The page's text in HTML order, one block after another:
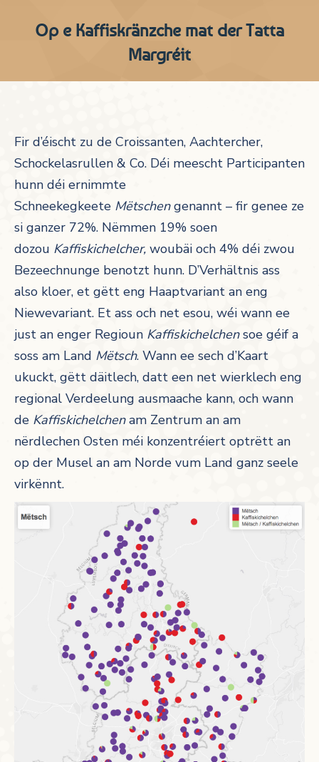
Op e Kaffiskränzche mat der Tatta
Margréit
Fir d’éischt zu de Croissanten, Aachtercher,
Schockelasrullen & Co. Déi meescht Participanten
hunn déi ernimmte
Schneekegkeete Mëtschengenannt – fir genee ze
si ganzer 72%. Nëmmen 19% soen
dozou Kaffiskichelcher, woubäi och 4% déi zwou
Bezeechnunge benotzt hunn. D’Verhältnis ass
also kloer, et gëtt eng Haaptvariant an eng
Niewevariant. Et ass och net esou, wéi wann ee
just an enger Regioun Kaffiskichelchensoe géif a
soss am Land Mëtsch. Wann ee sech d’Kaart
ukuckt, gëtt däitlech, datt een net wierklech eng
regional Verdeelung ausmaache kann, och wann
de Kaffiskichelchenam Zentrum an am
nërdlechen Osten méi konzentréiert optrëtt an
op der Musel an am Norde vum Land ganz seele
virkënnt.